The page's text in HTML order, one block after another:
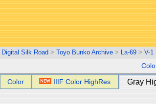
Digital Silk Road > Toyo Bunko Archive > La-69 > V-1
Color IIIF Color HighRes Gray